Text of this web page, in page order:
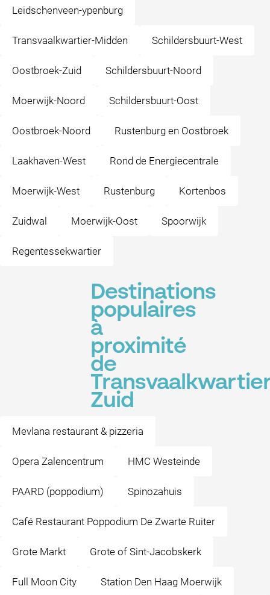
Leidschenveen-ypenburg
Transvaalkwartier-Midden Schildersbuurt-West
Oostbroek-Zuid Schildersbuurt-Noord
Moerwijk-Noord Schildersbuurt-Oost
Oostbroek-Noord Rustenburg en Oostbroek
Laakhaven-West Rond de Energiecentrale
Moerwijk-West Rustenburg Kortenbos
Zuidwal Moerwijk-Oost Spoorwijk
Regentessekwartier
Destinations
populaires
à
proximité
de
Zuid
Mevlana restaurant & pizzeria
Opera Zalencentrum HMC Westeinde
PAARD (poppodium) Spinozahuis
Café Restaurant Poppodium De Zwarte Ruiter
Grote Markt Grote of Sint-Jacobskerk
Full Moon City Station Den Haag Moerwijk